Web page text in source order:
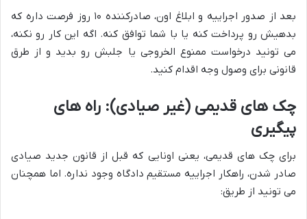
بعد از صدور اجراییه و ابلاغ اون، صادرکننده ۱۰ روز فرصت داره که
بدهیش رو پرداخت کنه یا با شما توافق کنه. اگه این کار رو نکنه،
می تونید درخواست ممنوع الخروجی یا جلبش رو بدید و از طرق
قانونی برای وصول وجه اقدام کنید.
چک های قدیمی (غیر صیادی): راه های
پیگیری
برای چک های قدیمی، یعنی اونایی که قبل از قانون جدید صیادی
صادر شدن، راهکار اجراییه مستقیم دادگاه وجود نداره. اما همچنان
می تونید از طریق: